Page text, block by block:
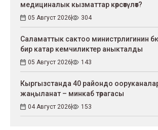
медициналык кызматтар көрсөтүлөт?
05 Август 2026 304
Саламаттык сактоо министрлигинин
бир катар кемчиликтер аныкталды
05 Август 2026 143
Кыргызстанда 40 райондо
жаңыланат – минкаб төрагасы
04 Август 2026 153